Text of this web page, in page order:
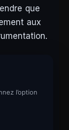
que
aux
l’option